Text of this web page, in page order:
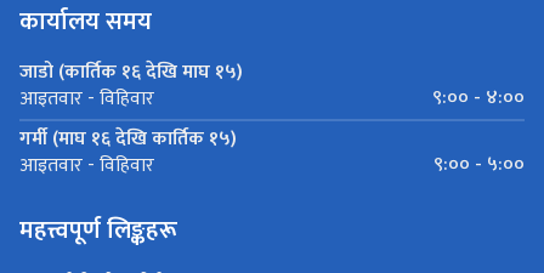
कार्यालय समय
जाडो (कार्तिक १६ देखि माघ १५)
आइतवार - विहिवार
९:०० - ४:००
गर्मी (माघ १६ देखि कार्तिक १५)
आइतवार - विहिवार ९:०० - ५:००
महत्त्वपूर्ण लिङ्कहरू